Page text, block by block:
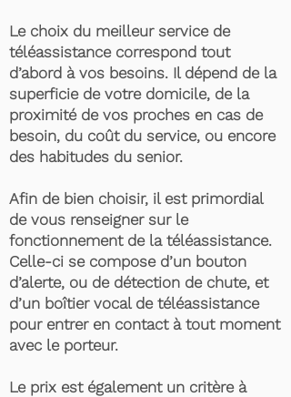
Le choix du meilleur service de
téléassistance correspond tout
d’abord à vos besoins. Il dépend de la
superficie de votre domicile, de la
proximité de vos proches en cas de
besoin, du coût du service, ou encore
des habitudes du senior.
Afin de bien choisir, il est primordial
de vous renseigner sur le
fonctionnement de la téléassistance.
Celle-ci se compose d’un bouton
d’alerte, ou de détection de chute, et
d’un boîtier vocal de téléassistance
pour entrer en contact à tout moment
avec le porteur.
Le prix est également un critère à